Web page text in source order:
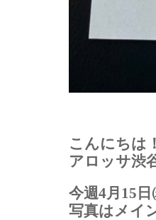
こんにちは！
アロッサ渋
今週4月15
写真はメイ